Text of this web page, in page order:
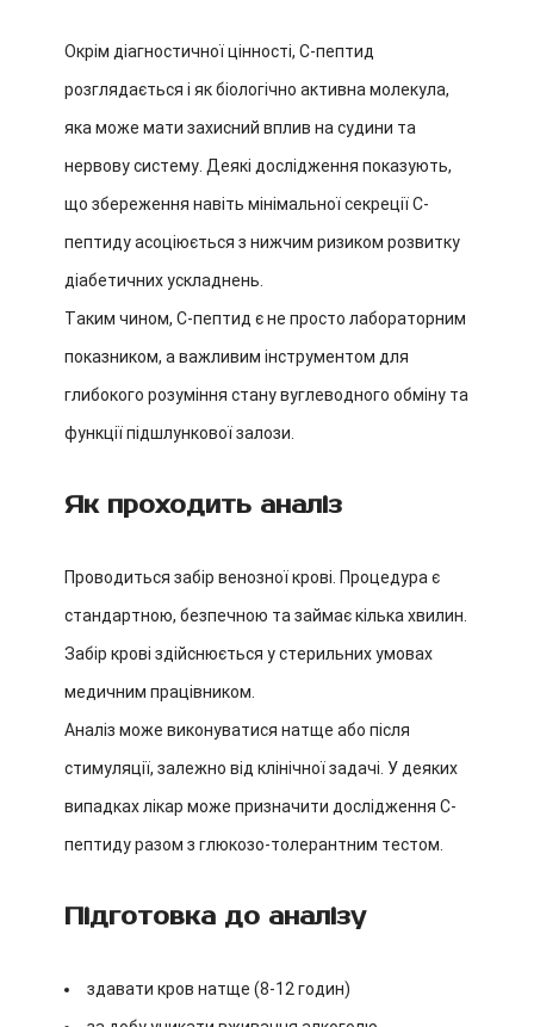
Окрім діагностичної цінності, С-пептид
розглядається і як біологічно активна молекула,
яка може мати захисний вплив на судини та
нервову систему. Деякі дослідження показують,
що збереження навіть мінімальної секреції С-
пептиду асоціюється з нижчим ризиком розвитку
діабетичних ускладнень.
Таким чином, С-пептид є не просто лабораторним
показником, а важливим інструментом для
глибокого розуміння стану вуглеводного обміну та
функції підшлункової залози.
Як проходить аналіз
Проводиться забір венозної крові. Процедура є
стандартною, безпечною та займає кілька хвилин.
Забір крові здійснюється у стерильних умовах
медичним працівником.
Аналіз може виконуватися натще або після
стимуляції, залежно від клінічної задачі. У деяких
випадках лікар може призначити дослідження С-
пептиду разом з глюкозо-толерантним тестом.
Підготовка до аналізу
здавати кров натще (8-12 годин)